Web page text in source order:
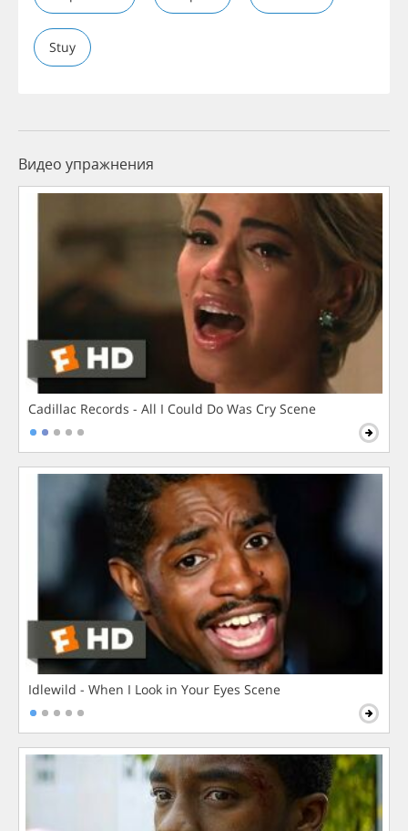
Stuy
Видео упражнения
Cadillac Records - All I Could Do Was Cry Scene
Idlewild - When I Look in Your Eyes Scene